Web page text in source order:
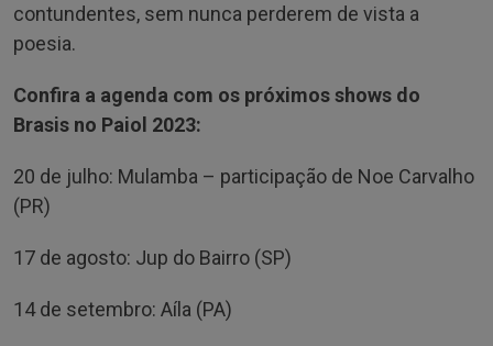
contundentes, sem nunca perderem de vista a
poesia.
Confira a agenda com os próximos shows do
Brasis no Paiol 2023:
20 de julho: Mulamba – participação de Noe Carvalho
(PR)
17 de agosto: Jup do Bairro (SP)
14 de setembro: Aíla (PA)